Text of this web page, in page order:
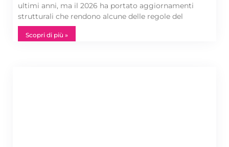
ultimi anni, ma il 2026 ha portato aggiornamenti
strutturali che rendono alcune delle regole del
Scopri di più »